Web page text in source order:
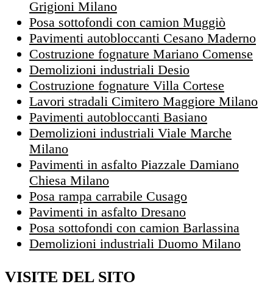
Grigioni Milano
Posa sottofondi con camion Muggiò
Pavimenti autobloccanti Cesano Maderno
Costruzione fognature Mariano Comense
Demolizioni industriali Desio
Costruzione fognature Villa Cortese
Lavori stradali Cimitero Maggiore Milano
Pavimenti autobloccanti Basiano
Demolizioni industriali Viale Marche
Milano
Pavimenti in asfalto Piazzale Damiano
Chiesa Milano
Posa rampa carrabile Cusago
Pavimenti in asfalto Dresano
Posa sottofondi con camion Barlassina
Demolizioni industriali Duomo Milano
VISITE DEL SITO